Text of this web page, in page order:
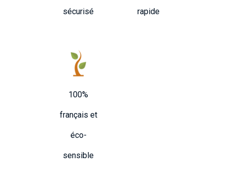
sécurisé rapide
100%
français et
éco-
sensible